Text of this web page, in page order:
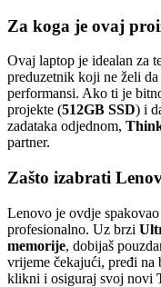
Za koga je ovaj
Ovaj laptop je idealan za
preduzetnik koji ne želi
performansi. Ako ti je
projekte (512GB SSD) i
zadataka odjednom,
partner.
Zašto izabrati
Lenovo je ovdje
profesionalno. Uz brzi
memorije, dobijaš
vrijeme čekajući, pređi na
klikni i osiguraj svoj novi